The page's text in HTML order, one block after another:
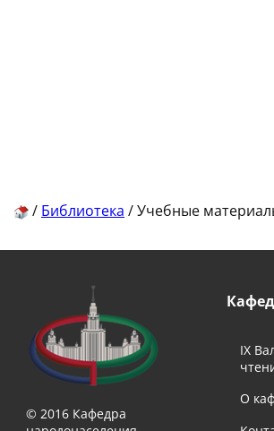
/ Библиотека /Учебные
© 2016 Кафедра
IX
О